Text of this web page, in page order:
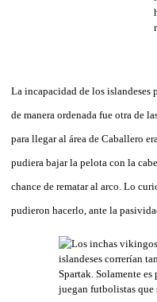
La incapacidad de los islandeses
de manera ordenada fue otra de
para llegar al área de Caballero
pudiera bajar la pelota con la
chance de rematar al arco. Lo
pudieron hacerlo, ante la